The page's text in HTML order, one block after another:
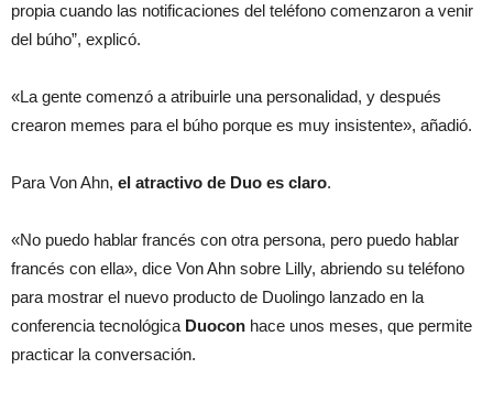
propia cuando las notificaciones del teléfono comenzaron a venir
del búho”, explicó.
«La gente comenzó a atribuirle una personalidad, y después
crearon memes para el búho porque es muy insistente», añadió.
Para Von Ahn, el atractivo de Duo es claro.
«No puedo hablar francés con otra persona, pero puedo hablar
francés con ella», dice Von Ahn sobre Lilly, abriendo su teléfono
para mostrar el nuevo producto de Duolingo lanzado en la
conferencia tecnológica Duocon hace unos meses, que permite
practicar la conversación.